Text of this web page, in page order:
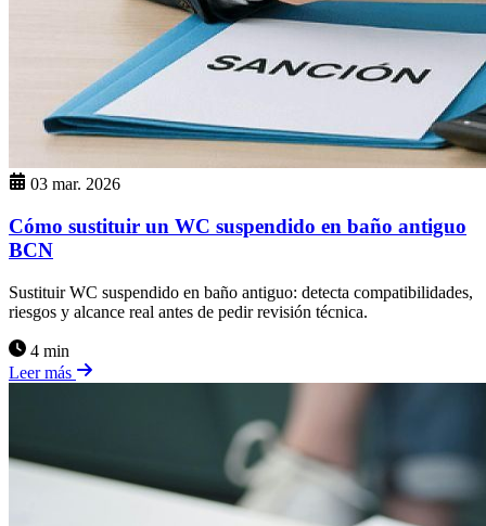
03 mar. 2026
Cómo sustituir un WC suspendido en baño antiguo
BCN
Sustituir WC suspendido en baño antiguo: detecta compatibilidades,
riesgos y alcance real antes de pedir revisión técnica.
4 min
Leer más